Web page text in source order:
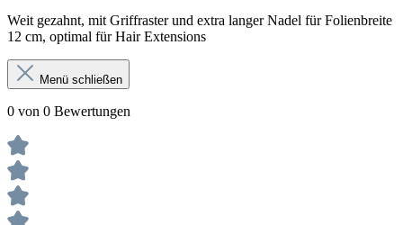
Weit gezahnt, mit Griffraster und extra langer Nadel für Folienbreite
12 cm, optimal für Hair Extensions
Menü schließen
0 von 0 Bewertungen